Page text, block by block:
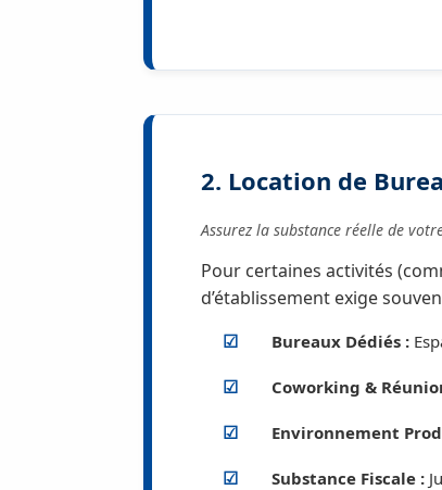
2. Location de
Assurez la substance réelle de
Pour certaines activités
d’établissement exige
Bureaux Dédiés :
Coworking &
Environnement
Substance Fiscale :